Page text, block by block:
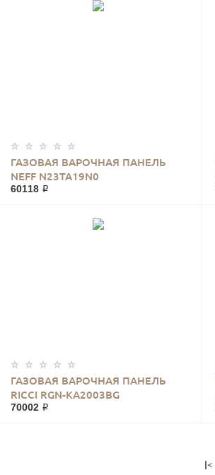
ГАЗОВАЯ ВАРОЧНАЯ ПАНЕЛЬ
NEFF N23TA19N0
60118 ₽
ГАЗОВАЯ ВАРОЧНАЯ ПАНЕЛЬ
RICCI RGN-KA2003BG
70002 ₽
|<